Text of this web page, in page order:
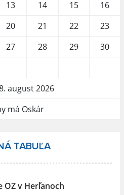
13 14 15
16
20 21 22
23
27 28 29
30
august 2026
má Oskár
TABUĽA
OZ v Herľanoch